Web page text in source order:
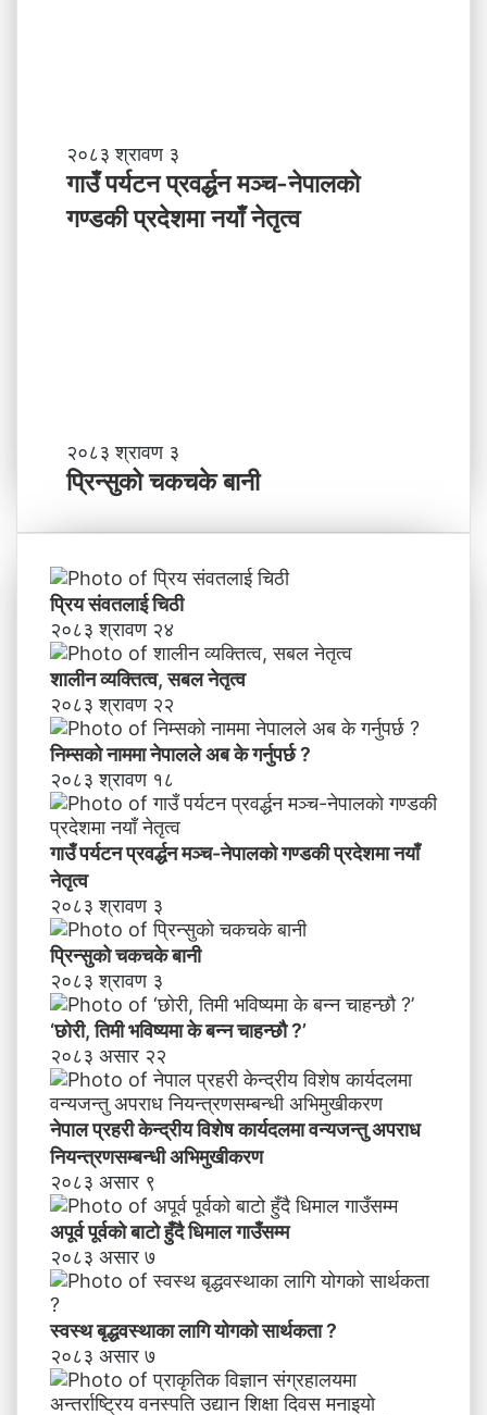
ब
के
ग
र्नु
गा
उँ
र्य
ने
पा
काे
ण्ड
की
प्र
दे
श
मा
न
याँ
ने
तृ
त्व
२०८३ श्रावण ३
गाउँ पर्यटन प्रवर्द्धन मञ्च-नेपालकाे
गण्डकी प्रदेशमा नयाँ नेतृत्व
प्रि
न्सु
को
च
के
बा
नी
२०८३ श्रावण ३
प्रिन्सुको चकचके बानी
प्रिय संवतलाई चिठी
२०८३ श्रावण २४
शालीन व्यक्तित्व, सबल नेतृत्व
२०८३ श्रावण २२
निम्सकाे नाममा नेपालले अब के गर्नुपर्छ ?
२०८३ श्रावण १८
गाउँ पर्यटन प्रवर्द्धन मञ्च-नेपालकाे गण्डकी प्रदेशमा नयाँ
नेतृत्व
२०८३ श्रावण ३
प्रिन्सुको चकचके बानी
२०८३ श्रावण ३
‘छोरी, तिमी भविष्यमा के बन्न चाहन्छौ ?’
२०८३ असार २२
नेपाल प्रहरी केन्द्रीय विशेष कार्यदलमा वन्यजन्तु अपराध
नियन्त्रणसम्बन्धी अभिमुखीकरण
२०८३ असार ९
अपूर्व पूर्वको बाटो हुँदै धिमाल गाउँसम्म
२०८३ असार ७
स्वस्थ बृद्धवस्थाका लागि योगको सार्थकता ?
२०८३ असार ७